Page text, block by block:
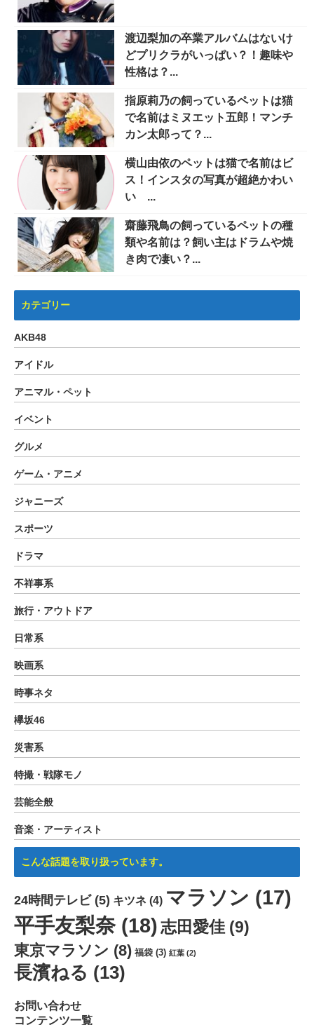
渡辺梨加の卒業アルバムはないけ
どプリクラがいっぱい？！趣味や
性格は？...
指原莉乃の飼っているペットは猫
で名前はミヌエット五郎！マンチ
カン太郎って？...
横山由依のペットは猫で名前はビ
ス！インスタの写真が超絶かわい
い ...
齋藤飛鳥の飼っているペットの種
類や名前は？飼い主はドラムや焼
き肉で凄い？...
カテゴリー
AKB48
アイドル
アニマル・ペット
イベント
グルメ
ゲーム・アニメ
ジャニーズ
スポーツ
ドラマ
不祥事系
旅行・アウトドア
日常系
映画系
時事ネタ
欅坂46
災害系
特撮・戦隊モノ
芸能全般
音楽・アーティスト
こんな話題を取り扱っています。
24時間テレビ(5) キツネ (4) マラソン (17)
平手友梨奈(18)志田愛佳 (9)
東京マラソン (8) 福袋 (3) 紅葉 (2)
長濱ねる (13)
お問い合わせ
コンテンツ一覧